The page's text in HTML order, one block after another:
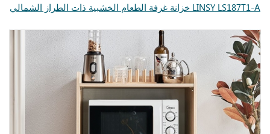
خزانة غرفة الطعام الخشبية ذات الطراز الشمالي LINSY LS187T1-A